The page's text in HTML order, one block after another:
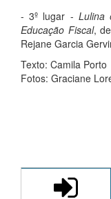
- 3º lugar - Lulina
Educação Fiscal,
Rejane Garcia
Texto: Camila Porto
Fotos: Graciane